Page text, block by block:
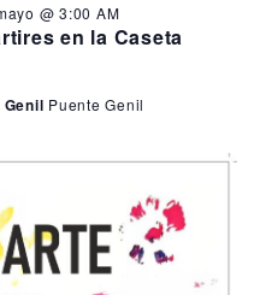
en la Caseta
@ 3:00 AM
Puente Genil